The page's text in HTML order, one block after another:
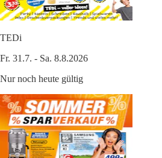
TEDi
Fr. 31.7. - Sa. 8.8.2026
Nur noch heute gültig